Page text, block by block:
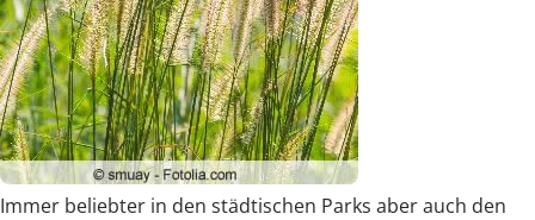
Immer beliebter in den städtischen Parks aber auch den